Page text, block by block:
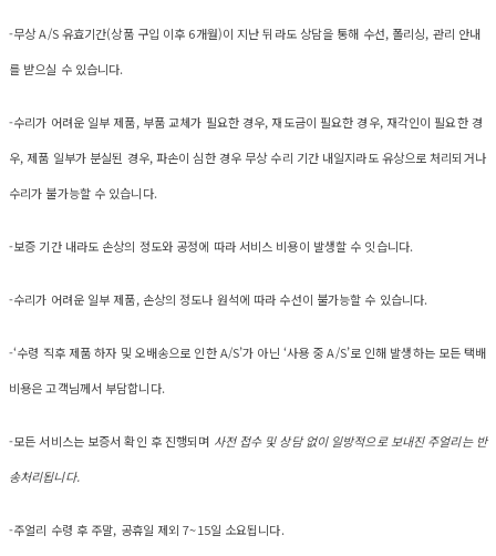
-무상 A/S 유효기간(상품 구입 이후 6개월)이 지난 뒤라도 상담을 통해 수선, 폴리싱, 관리 안내
를 받으실 수 있습니다.
-수리가 어려운 일부 제품, 부품 교체가 필요한 경우, 재도금이 필요한 경우, 재각인이 필요한 경
우, 제품 일부가 분실된 경우, 파손이 심한 경우 무상 수리 기간 내일지라도 유상으로 처리되거나
수리가 불가능할 수 있습니다.
-보증 기간 내라도 손상의 정도와 공정에 따라 서비스 비용이 발생할 수 잇습니다.
-수리가 어려운 일부 제품, 손상의 정도나 원석에 따라 수선이 불가능할 수 있습니다.
-‘수령 직후 제품 하자 및 오배송으로 인한 A/S’가 아닌 ‘사용 중 A/S’로 인해 발생하는 모든 택배
비용은 고객님께서 부담합니다.
-모든 서비스는 보증서 확인 후 진행되며 사전 접수 및 상담 없이 일방적으로 보내진 주얼리는 반
송처리됩니다.
-주얼리 수령 후 주말, 공휴일 제외 7~15일 소요됩니다.